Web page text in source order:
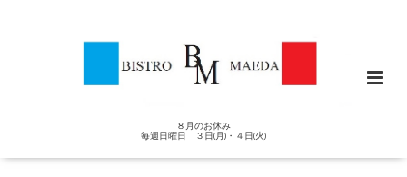
８月のお休み
毎週日曜日 ３日(月)・４日(火)